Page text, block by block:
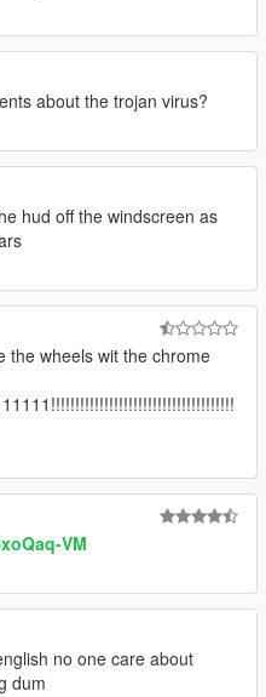
about the trojan virus?
hud off the windscreen as
the wheels wit the chrome
VM
no one care about
dum